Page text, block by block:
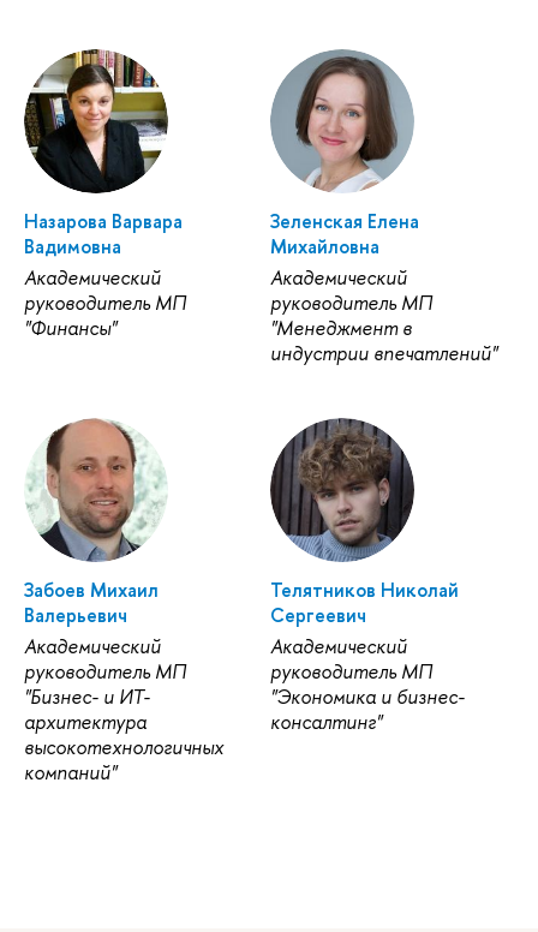
Назарова Варвара
Вадимовна
Академический
руководитель МП
"Финансы"
Зеленская Елена
Михайловна
Академический
руководитель МП
"Менеджмент в
индустрии впечатлений"
Забоев Михаил
Валерьевич
Академический
руководитель МП
"Бизнес- и ИТ-
архитектура
высокотехнологичных
компаний"
Телятников Николай
Сергеевич
Академический
руководитель МП
"Экономика и бизнес-
консалтинг"